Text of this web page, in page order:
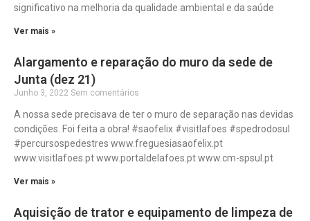
significativo na melhoria da qualidade ambiental e da saúde
Ver mais »
Alargamento e reparação do muro da sede de
Junta (dez 21)
Junho 3, 2022 Sem comentários
A nossa sede precisava de ter o muro de separação nas devidas
condições. Foi feita a obra! #saofelix #visitlafoes #spedrodosul
#percursospedestres www.freguesiasaofelix.pt
www.visitlafoes.pt www.portaldelafoes.pt www.cm-spsul.pt
Ver mais »
Aquisição de trator e equipamento de limpeza de